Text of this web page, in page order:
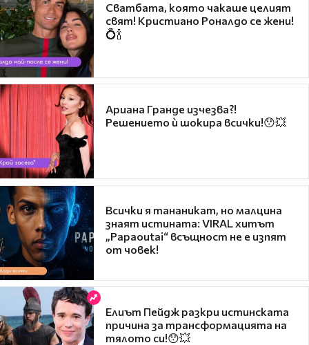
Сватбата, която чакаше целият
свят! Кристиано Роналдо се жени!
💍🍾
Ариана Гранде изчезва?!
Решението ѝ шокира всички!😯💥
Всички я тананикат, но малцина
знаят истината: VIRAL хитът
„Papaoutai“ всъщност не е изпят
от човек!
Елиът Пейдж разкри истинската
причина за трансформацията на
тялото си!😯💥